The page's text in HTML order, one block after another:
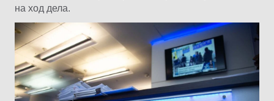
на ход дела.